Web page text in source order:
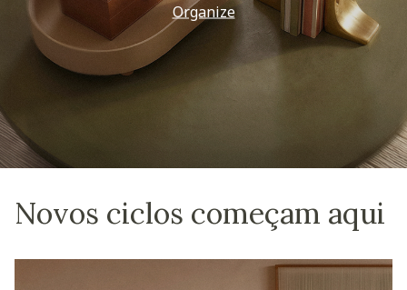
Organize
Novos ciclos começam aqui